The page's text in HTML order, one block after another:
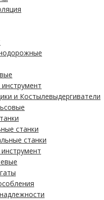
и Костылевыдергиватели
станки
станки